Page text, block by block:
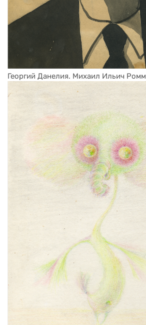
Георгий Данелия. Михаил Ильич Ромм